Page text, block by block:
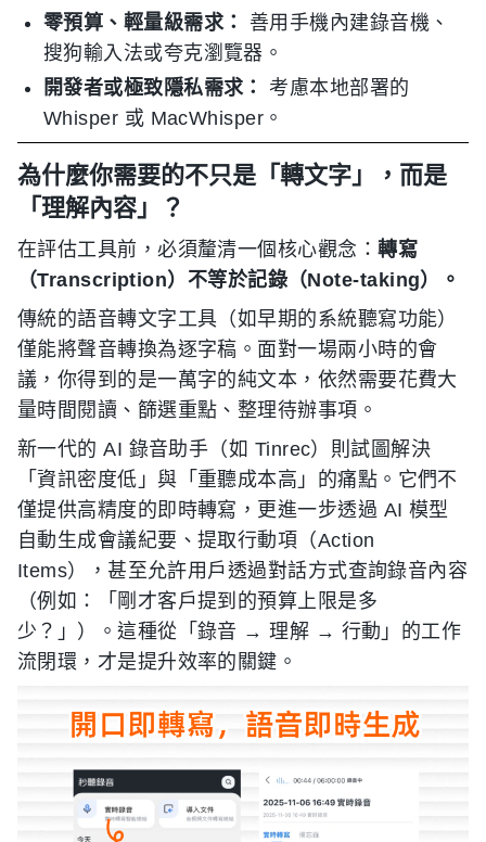
零預算、輕量級需求：
善用手機內建錄音機、
搜狗輸入法或夸克瀏覽器。
開發者或極致隱私需求：
考慮本地部署的
Whisper 或 MacWhisper。
為什麼你需要的不只是「轉文字」，而是
「理解內容」？
在評估工具前，必須釐清一個核心觀念：轉寫
（Transcription）不等於記錄（Note-taking）。
傳統的語音轉文字工具（如早期的系統聽寫功能）
僅能將聲音轉換為逐字稿。面對一場兩小時的會
議，你得到的是一萬字的純文本，依然需要花費大
量時間閱讀、篩選重點、整理待辦事項。
新一代的 AI 錄音助手（如 Tinrec）則試圖解決
「資訊密度低」與「重聽成本高」的痛點。它們不
僅提供高精度的即時轉寫，更進一步透過 AI 模型
自動生成會議紀要、提取行動項（Action
Items），甚至允許用戶透過對話方式查詢錄音內容
（例如：「剛才客戶提到的預算上限是多
少？」）。這種從「錄音 → 理解 → 行動」的工作
流閉環，才是提升效率的關鍵。